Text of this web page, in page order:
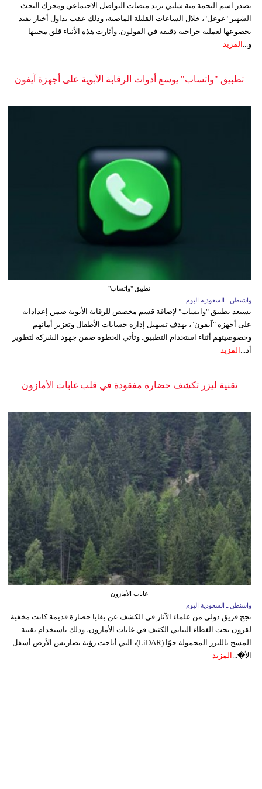
تصدر اسم النجمة منة شلبي ترند منصات التواصل الاجتماعي ومحرك البحث
الشهير "غوغل"، خلال الساعات القليلة الماضية، وذلك عقب تداول أخبار تفيد
بخضوعها لعملية جراحية دقيقة في القولون. وأثارت هذه الأنباء قلق محبيها
و...
المزيد
تطبيق "واتساب" يوسع أدوات الرقابة الأبوية على أجهزة آيفون
تطبيق "واتساب"
واشنطن ـ السعودية اليوم
يستعد تطبيق "واتساب" لإضافة قسم مخصص للرقابة الأبوية ضمن إعداداته
على أجهزة "آيفون"، بهدف تسهيل إدارة حسابات الأطفال وتعزيز أمانهم
وخصوصيتهم أثناء استخدام التطبيق. وتأتي الخطوة ضمن جهود الشركة لتطوير
أد... المزيد
تقنية ليزر تكشف حضارة مفقودة في قلب غابات الأمازون
غابات الأمازون
واشنطن ـ السعودية اليوم
نجح فريق دولي من علماء الآثار في الكشف عن بقايا حضارة قديمة كانت مخفية
لقرون تحت الغطاء النباتي الكثيف في غابات الأمازون، وذلك باستخدام تقنية
المسح بالليزر المحمولة جوًا (LiDAR)، التي أتاحت رؤية تضاريس الأرض أسفل
الأ�... المزيد